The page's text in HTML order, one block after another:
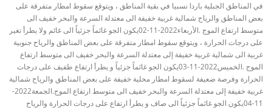
في المناطق الجبلية باردا نسبيا في بقية المناطق ، ويتوقع سقوط امطار متفرقة على
بعض المناطق والرياح شمالية غربية خفيفة الى معتدلة السرعة والبحر خفيف الى
متوسط ارتفاع الموج .الأربعاء2022-11-02يكون الجو غائماً جزئياً الى غائم ولا يطرأ تغير
على درجات الحرارة ، ويتوقع سقوط امطار متفرقة على بعض المناطق والرياح جنوبية
غربية الى شمالية غربية خفيفة إلى معتدلة السرعة والبحر خفيف الى متوسط ارتفاع
الموج .الخميس2022-11-03يكون الجو غائماً جزئياً و يطرأ ارتفاع طفيف على درجات
الحرارة وفرصة ضعيفة لسقوط امطار محلية خفيفة على بعض المناطق والرياح شمالية
غربية خفيفة إلى معتدلة السرعة والبحر خفيف الى متوسط ارتفاع الموج.الجمعة2022-
11-04يكون الجو غائماً جزئياً الى صاف و يطرأ ارتفاع على درجات الحرارة والرياح